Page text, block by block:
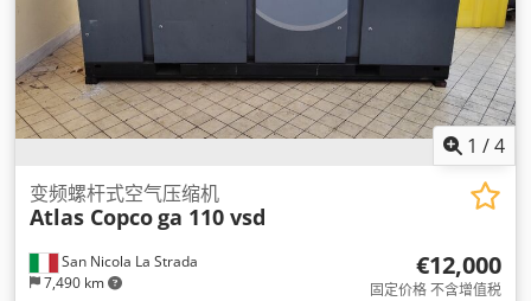
1 /4
San Nicola La Strada
7,490 km
变频螺杆式空气压缩机
Atlas Copcoga 110 vsd
€12,000
固定价格 不含增值税